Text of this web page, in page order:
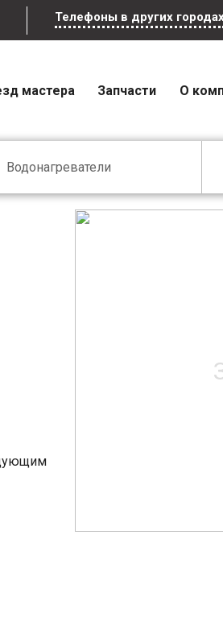
Телефоны в других
мастера Запчасти О
Водонагреватели